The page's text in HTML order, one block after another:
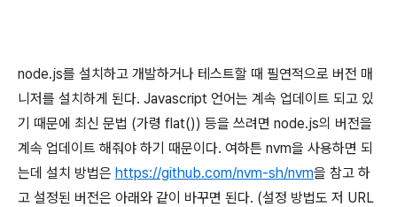
node.js를 설치하고 개발하거나 테스트할 때 필연적으로 버전 매
니저를 설치하게 된다. Javascript 언어는 계속 업데이트 되고 있
기 때문에 최신 문법 (가령 flat()) 등을 쓰려면 node.js의 버전을
계속 업데이트 해줘야 하기 때문이다. 여하튼 nvm을 사용하면 되
는데 설치 방법은 https://github.com/nvm-sh/nvm을 참고 하
고 설정된 버전은 아래와 같이 바꾸면 된다. (설정 방법도 저 URL